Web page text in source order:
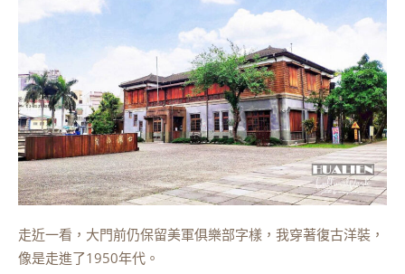
走近一看，大門前仍保留美軍俱樂部字樣，我穿著復古洋裝，
像是走進了1950年代。